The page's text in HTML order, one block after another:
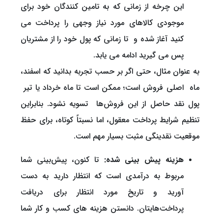
این چرخه از زمانی که به تامین کنندگان خود برای
موجودی کالاهای مورد نیاز وجهی را پرداخت می
کنید آغاز شده و تا زمانی که پول خود را از مشتریان
پس می گیرید ادامه می یابد.
به عنوان مثال، حتی اگر بر حسب تجربه بدانید که اسفند،
ماه اصلی فروش است؛ ممکن است تا ماه خرداد یا تیر
پول نقد حاصل از این فروش‌ها تسویه نشود. بنابراین
تنظیم شرایط پرداخت معقول، اما نسبتاً کوتاه، برای حفظ
موقعیت نقدینگی مثبت بسیار مهم است.
هزینه پیش بینی شده: تا کنون، پیش‌بینی شما
مربوط به درآمدی است که انتظار دارید به دست
آورید و تاریخ مورد انتظار برای دریافت
پرداخت‌هایتان. دانستن هزینه های کسب و کار شما